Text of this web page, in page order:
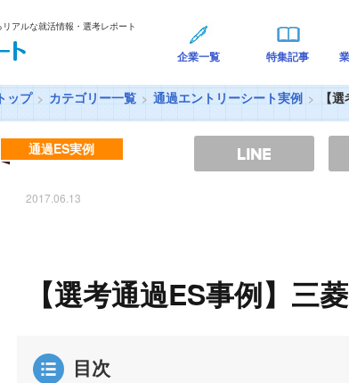
アルな就活情報・選考レポート
企業一覧 特集記事
トップ カテゴリー一覧 通過エントリーシート実例 【
通過ES実例
2017.06.13
【選考通過ES事例】三
目次